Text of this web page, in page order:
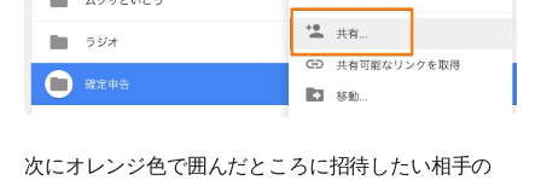
次にオレンジ色で囲んだところに招待したい相手の